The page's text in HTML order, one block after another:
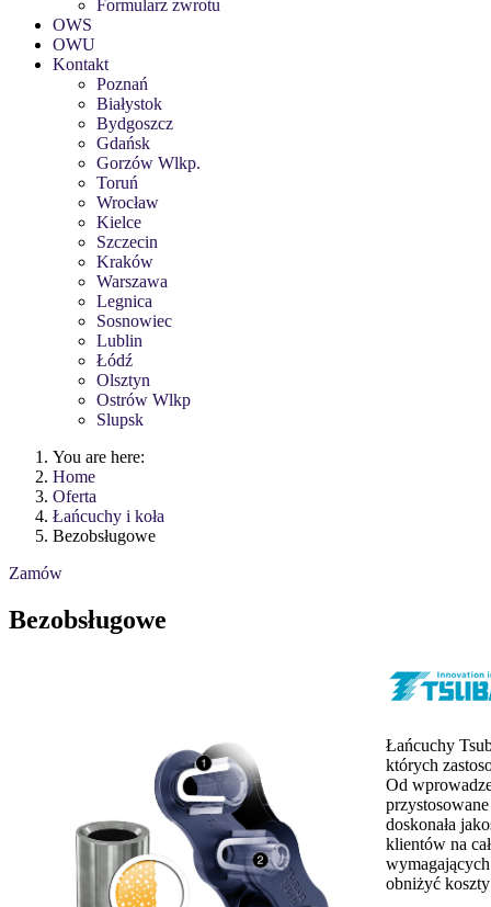
Formularz zwrotu
OWS
OWU
Kontakt
Poznań
Białystok
Bydgoszcz
Gdańsk
Gorzów Wlkp.
Toruń
Wrocław
Kielce
Szczecin
Kraków
Warszawa
Legnica
Sosnowiec
Lublin
Łódź
Olsztyn
Ostrów Wlkp
Slupsk
You are here:
Home
Oferta
Łańcuchy i koła
Bezobsługowe
Zamów
Bezobsługowe
Łańcuchy
których
Od
doskonała
klientów na
obniżyć